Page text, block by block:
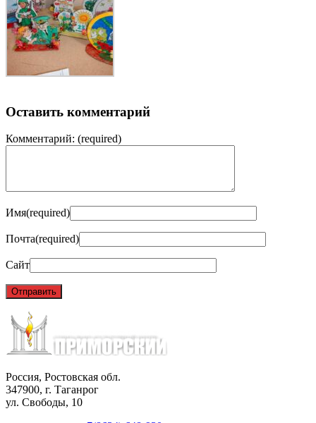
Оставить комментарий
Комментарий: (required)
Имя(required)
Почта(required)
Сайт
Россия, Ростовская обл.
347900, г. Таганрог
ул. Свободы, 10